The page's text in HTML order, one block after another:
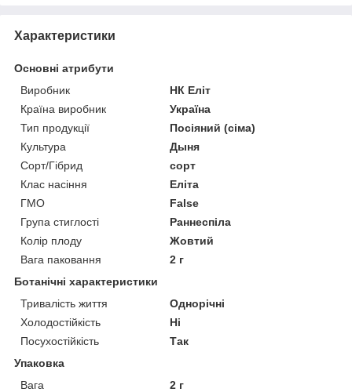
Характеристики
Основні атрибути
Виробник
НК Еліт
Країна виробник
Україна
Тип продукції
Посіяний (сіма)
Культура
Дыня
Сорт/Гібрид
сорт
Клас насіння
Еліта
ГМО
False
Група стиглості
Раннеспіла
Колір плоду
Жовтий
Вага паковання
2 г
Ботанічні характеристики
Тривалість життя
Однорічні
Холодостійкість
Ні
Посухостійкість
Так
Упаковка
Вага
2 г